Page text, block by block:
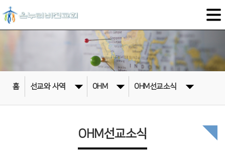
홈 선교와 사역 OHM OHM선교소식
OHM선교소식